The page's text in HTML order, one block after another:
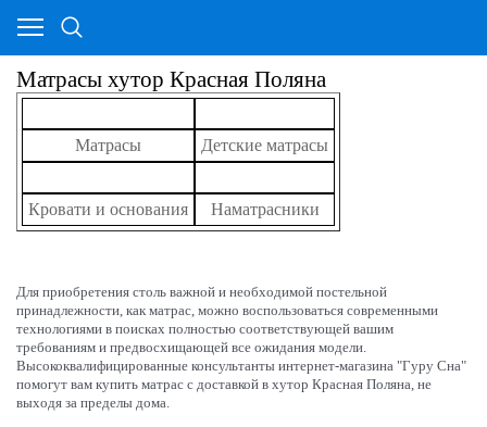
Матрасы хутор Красная Поляна
Матрасы Детские матрасы
Кровати и основания Наматрасники
Для приобретения столь важной и необходимой постельной
принадлежности, как матрас, можно воспользоваться современными
технологиями в поисках полностью соответствующей вашим
требованиям и предвосхищающей все ожидания модели.
Высококвалифицированные консультанты интернет-магазина "Гуру Сна"
помогут вам купить матрас с доставкой в хутор Красная Поляна, не
выходя за пределы дома.